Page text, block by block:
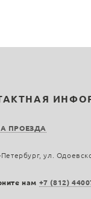
ПРОЕЗДА
Петербург, ул.
нам +7 (812)